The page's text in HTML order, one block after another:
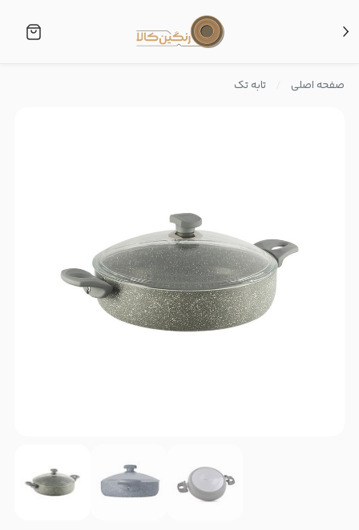
صفحه اصلی تابه تک